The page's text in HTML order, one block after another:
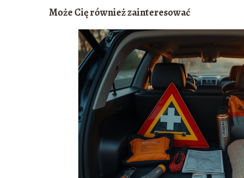
Może Cię również zainteresować